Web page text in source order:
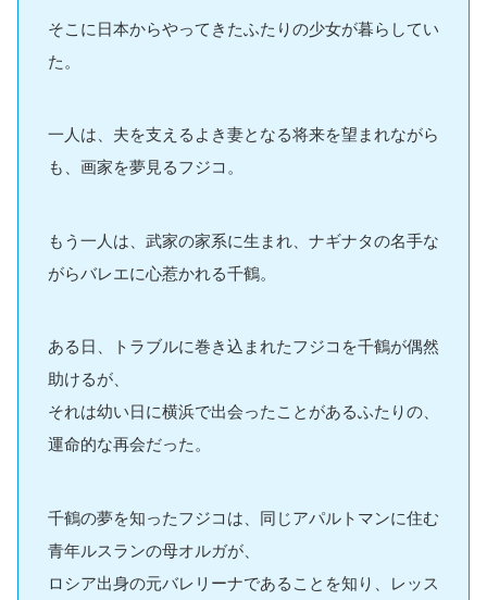
そこに日本からやってきたふたりの少女が暮らしてい
た。
一人は、夫を支えるよき妻となる将来を望まれながら
も、画家を夢見るフジコ。
もう一人は、武家の家系に生まれ、ナギナタの名手な
がらバレエに心惹かれる千鶴。
ある日、トラブルに巻き込まれたフジコを千鶴が偶然
助けるが、
それは幼い日に横浜で出会ったことがあるふたりの、
運命的な再会だった。
千鶴の夢を知ったフジコは、同じアパルトマンに住む
青年ルスランの母オルガが、
ロシア出身の元バレリーナであることを知り、レッス